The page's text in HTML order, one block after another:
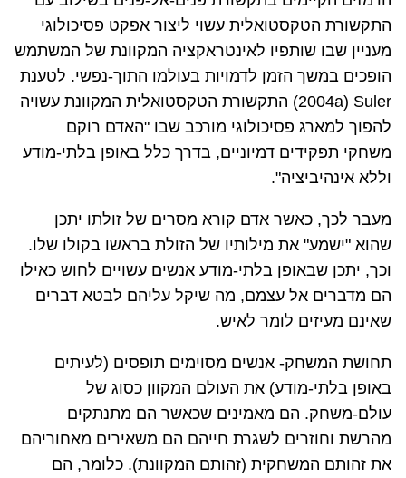
התקשורת הטקסטואלית עשוי ליצור אפקט פסיכולוגי
מעניין שבו שותפיו לאינטראקציה המקוונת של המשתמש
הופכים במשך הזמן לדמויות בעולמו התוך-נפשי. לטענת
Suler
(
(2004a התקשורת הטקסטואלית המקוונת עשויה
להפוך למארג פסיכולוגי מורכב שבו "האדם רוקם
משחקי תפקידים דמיוניים, בדרך כלל באופן בלתי-מודע
וללא אינהיביציה".
מעבר לכך, כאשר אדם קורא מסרים של זולתו יתכן
שהוא "ישמע" את מילותיו של הזולת בראשו בקולו שלו.
וכך, יתכן שבאופן בלתי-מודע אנשים עשויים לחוש כאילו
הם מדברים אל עצמם, מה שיקל עליהם לבטא דברים
שאינם מעיזים לומר לאיש.
תחושת המשחק- אנשים מסוימים תופסים (לעיתים
באופן בלתי-מודע) את העולם המקוון כסוג של
עולם-משחק. הם מאמינים שכאשר הם מתנתקים
מהרשת וחוזרים לשגרת חייהם הם משאירים מאחוריהם
את זהותם המשחקית (זהותם המקוונת). כלומר, הם